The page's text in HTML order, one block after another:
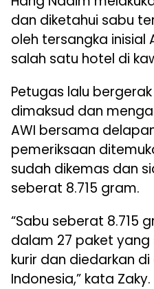
dan diketahui sabu
oleh tersangka inisial
salah satu hotel di
Petugas lalu
dimaksud dan
AWI bersama
pemeriksaan
sudah dikemas dan
seberat 8.715 gram.
“Sabu seberat 8.715
dalam 27 paket
kurir dan diedarkan
Indonesia,” kata Zaky.